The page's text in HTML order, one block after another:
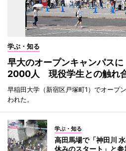
学ぶ・知る
早大のオープンキャンパス
2000人 現役学生との触れ
早稲田大学（新宿区戸塚町1）でオープ
われた。
学ぶ・知る
高田馬場で「神田川
休みのスタート」と参